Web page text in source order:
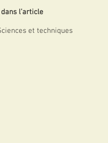
l’article
et techniques